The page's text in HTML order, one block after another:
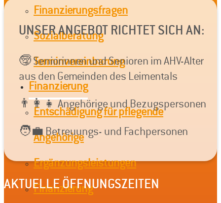
Finanzierungsfragen
Sozialberatung
Terminvereinbarung
Finanzierung
Entschädigung für pflegende
Angehörige
Ergänzungsleistungen
Finanzierung
UNSER ANGEBOT RICHTET SICH AN:
🧓 Seniorinnen und Senioren im AHV-Alter
aus den Gemeinden des Leimentals
👨‍👩‍👧 Angehörige und Bezugspersonen
🧑‍💼 Betreuungs- und Fachpersonen
AKTUELLE ÖFFNUNGSZEITEN